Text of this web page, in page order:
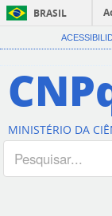
BRASIL
MINISTÉRIO DA